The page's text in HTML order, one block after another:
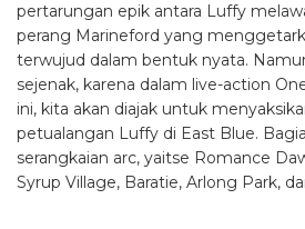
pertarungan epik antara Luffy
perang Marineford yang
terwujud dalam bentuk nyata.
sejenak, karena dalam live-action
ini, kita akan diajak untuk
petualangan Luffy di East Blue.
serangkaian arc, yaitse Romance
Syrup Village, Baratie, Arlong Park,